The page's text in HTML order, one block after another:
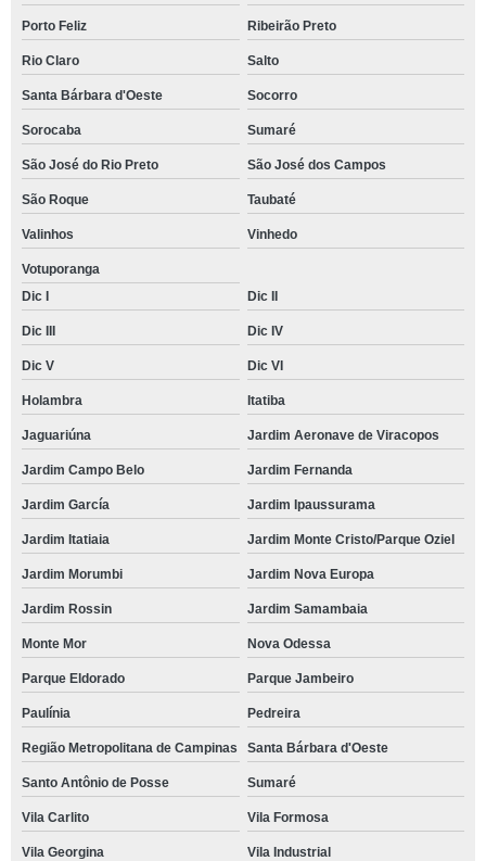
Porto Feliz Ribeirão Preto
Rio Claro Salto
Santa Bárbara d'Oeste Socorro
Sorocaba Sumaré
São José do Rio Preto São José dos Campos
São Roque Taubaté
Valinhos Vinhedo
Votuporanga
Dic I
Dic II
Dic III Dic IV
Dic V Dic VI
Holambra Itatiba
Jaguariúna Jardim Aeronave de Viracopos
Jardim Campo Belo Jardim Fernanda
Jardim García Jardim Ipaussurama
Jardim Itatiaia Jardim Monte Cristo/Parque Oziel
Jardim Morumbi Jardim Nova Europa
Jardim Rossin Jardim Samambaia
Monte Mor Nova Odessa
Parque Eldorado Parque Jambeiro
Paulínia Pedreira
Região Metropolitana de Campinas Santa Bárbara d'Oeste
Santo Antônio de Posse Sumaré
Vila Carlito Vila Formosa
Vila Georgina Vila Industrial